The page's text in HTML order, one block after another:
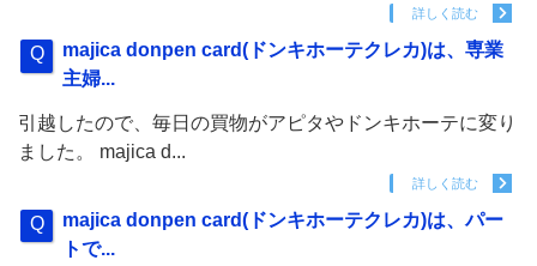
詳しく読む
majica donpen card(ドンキホーテクレカ)は、専業
主婦...
引越したので、毎日の買物がアピタやドンキホーテに変り
ました。 majica d...
詳しく読む
majica donpen card(ドンキホーテクレカ)は、パー
トで...